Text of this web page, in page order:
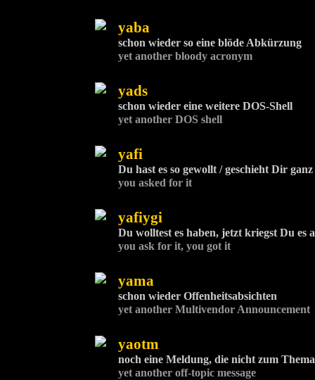
yaba
schon wieder so eine blöde Abkürzung
yet another bloody acronym
yads
schon wieder eine weitere DOS-Shell
yet another DOS shell
yafi
Du hast es so gewollt / geschieht Dir
you asked for it
yafiygi
Du wolltest es haben, jetzt kriegst Du es
you ask for it, you got it
yama
schon wieder Offenheitsabsichten
yet another Multivendor Announcement
yaotm
noch eine Meldung, die nicht zum
yet another off-topic message